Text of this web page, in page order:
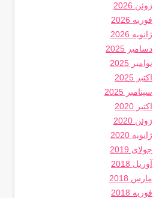
ژوئن 2026
فوریه 2026
ژانویه 2026
دسامبر 2025
نوامبر 2025
اکتبر 2025
سپتامبر 2025
اکتبر 2020
ژوئن 2020
ژانویه 2020
جولای 2019
آوریل 2018
مارس 2018
فوریه 2018